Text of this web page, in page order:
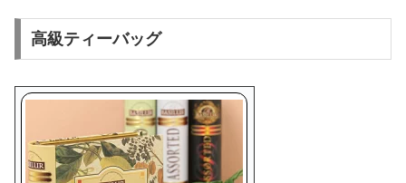
高級ティーバッグ